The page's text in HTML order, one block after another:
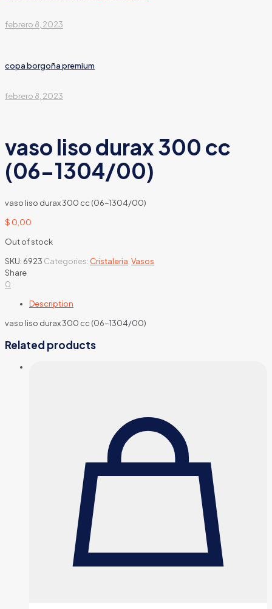
febrero 8, 2023
copa borgoña premium
febrero 8, 2023
vaso liso durax 300 cc
(06-1304/00)
vaso liso durax 300 cc (06-1304/00)
$ 0,00
Out of stock
SKU: 6923 Categories: Cristaleria Vasos
Share
0
Description
vaso liso durax 300 cc (06-1304/00)
Related products